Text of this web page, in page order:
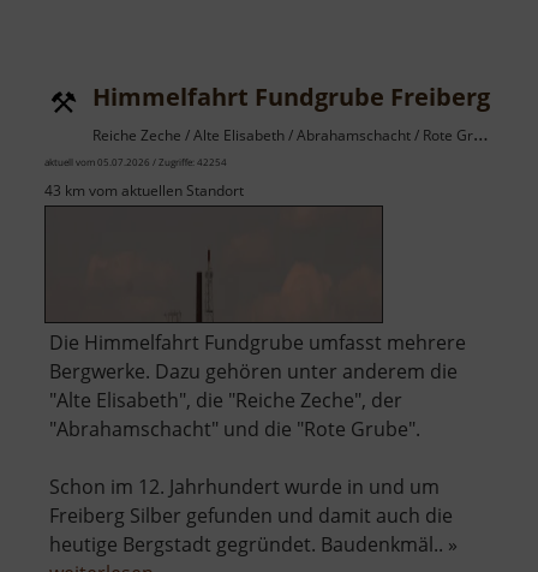
Himmelfahrt Fundgrube Freiberg
Reiche Zeche / Alte Elisabeth / Abrahamschacht / Rote Grube / Osterzgebirge
aktuell vom 05.07.2026 / Zugriffe: 42254
43 km vom aktuellen Standort
Die Himmelfahrt Fundgrube umfasst mehrere
Bergwerke. Dazu gehören unter anderem die
"Alte Elisabeth", die "Reiche Zeche", der
"Abrahamschacht" und die "Rote Grube".
Schon im 12. Jahrhundert wurde in und um
Freiberg Silber gefunden und damit auch die
heutige Bergstadt gegründet. Baudenkmäl.. »